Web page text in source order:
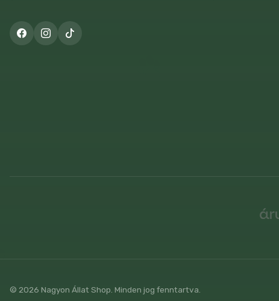
© 2026 Nagyon Állat Shop. Minden jog fenntartva.